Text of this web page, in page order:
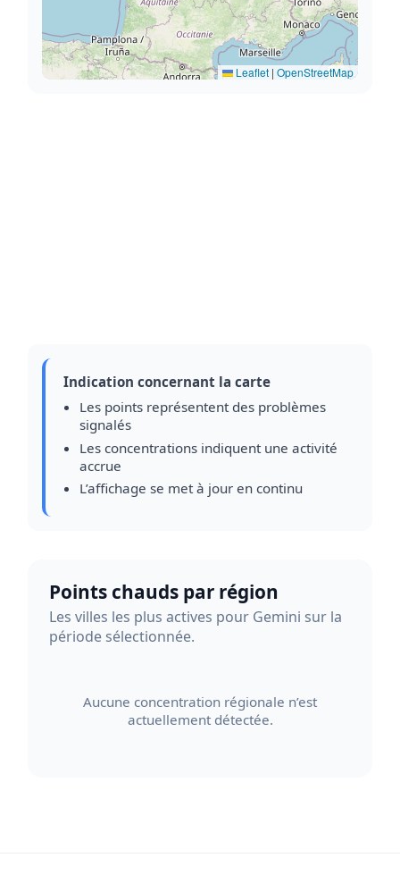
Leaflet | OpenStreetMap
Indication concernant la carte
Les points représentent des problèmes
signalés
Les concentrations indiquent une activité
accrue
L’affichage se met à jour en continu
Points chauds par région
Les villes les plus actives pour Gemini sur la
période sélectionnée.
Aucune concentration régionale n’est
actuellement détectée.